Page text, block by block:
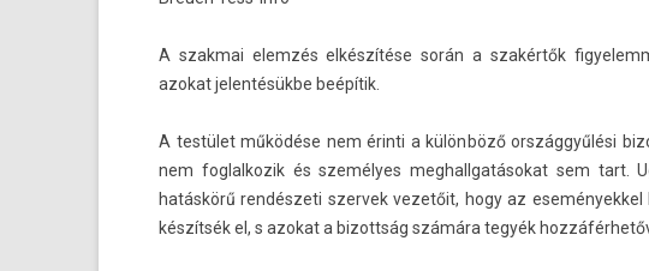
A szak­mai elemzés elkészítése során a szakértők
azokat jelen­tésük­be beépítik.
A testület működése nem érinti a különböző országgyűlési
nem fog­lalkozik és személyes meg­hallgatásokat sem tart.
hatáskörű rendészeti szer­vek vezetőit, hogy az
készítsék el, s azokat a bi­zottság számára tegyék